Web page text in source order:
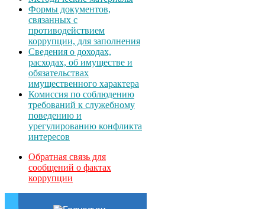
Формы документов,
связанных с
противодействием
коррупции, для заполнения
Сведения о доходах,
расходах, об имуществе и
обязательствах
имущественного характера
Комиссия по соблюдению
требований к служебному
поведению и
урегулированию конфликта
интересов
Обратная связь для
сообщений о фактах
коррупции